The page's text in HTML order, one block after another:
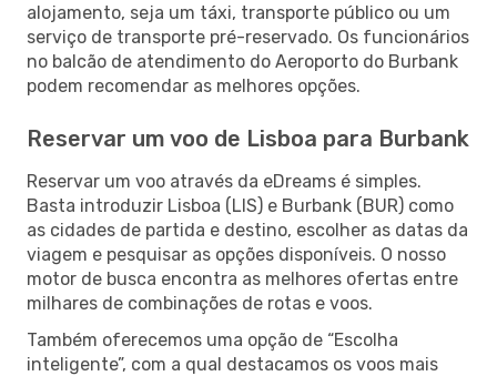
alojamento, seja um táxi, transporte público ou um
serviço de transporte pré-reservado. Os funcionários
no balcão de atendimento do Aeroporto do Burbank
podem recomendar as melhores opções.
Reservar um voo de Lisboa para Burbank
Reservar um voo através da eDreams é simples.
Basta introduzir Lisboa (LIS) e Burbank (BUR) como
as cidades de partida e destino, escolher as datas da
viagem e pesquisar as opções disponíveis. O nosso
motor de busca encontra as melhores ofertas entre
milhares de combinações de rotas e voos.
Também oferecemos uma opção de “Escolha
inteligente”, com a qual destacamos os voos mais